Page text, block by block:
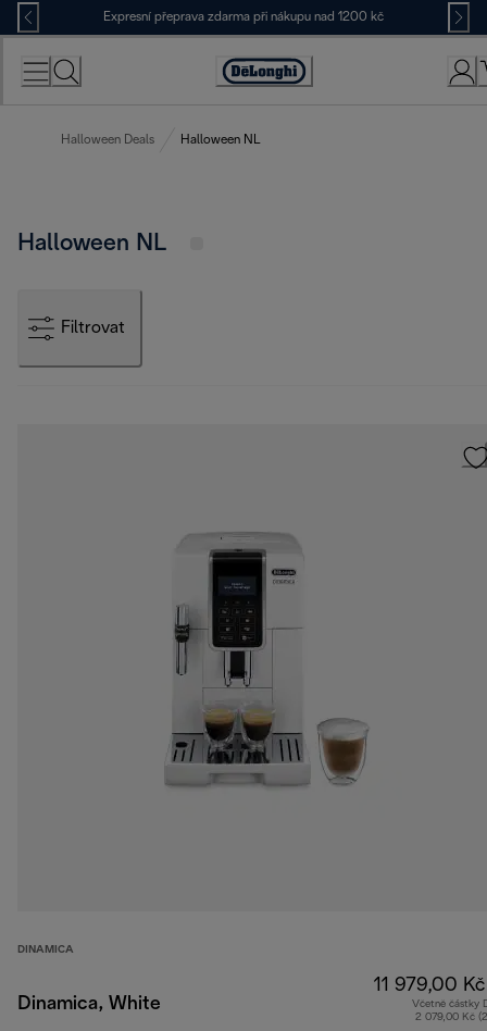
Skip
to
Content
Expresní přeprava zdarma při nákupu nad 1200 kč
Accessibility
Halloween Deals Halloween NL
Halloween NL
Filtrovat
DINAMICA
Dinamica, White
11 979,00 Kč
Včetně částky
2 079,00 Kč